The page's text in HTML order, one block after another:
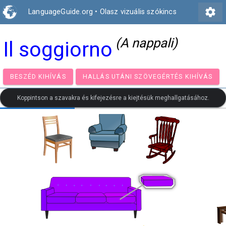
LanguageGuide.org • Olasz vizuális szókincs settings
Il soggiorno (A nappali)
BESZÉD KIHÍVÁS HALLÁS UTÁNI SZÖVEGÉRTÉS
Koppintson a szavakra és kifejezésre a kiejtésük meghallgatásához.